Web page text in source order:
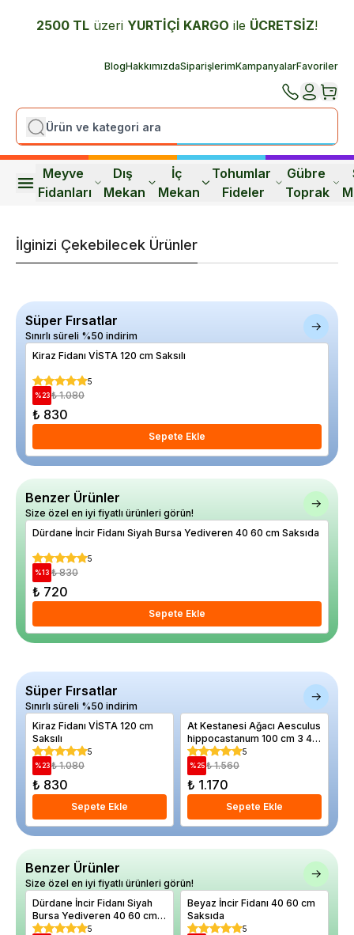
2500 TL üzeri YURTİÇİ KARGO ile ÜCRETSİZ!
BlogHakkımızdaSiparişlerimKampanyalarFavoriler
Meyve
Fidanları
Dış
Mekan
İç
Mekan
Tohumlar
Fideler
Gübre
Toprak
İlginizi Çekebilecek Ürünler
Süper Fırsatlar
Sınırlı süreli %50 indirim
Kiraz Fidanı VİSTA 120 cm Saksılı
5
%23 ₺ 1.080
₺ 830
Sepete Ekle
Benzer Ürünler
Size özel en iyi fiyatlı ürünleri görün!
Dürdane İncir Fidanı Siyah Bursa Yediveren 40 60 cm Saksıda
5
%13 ₺ 830
₺ 720
Sepete Ekle
Süper Fırsatlar
Sınırlı süreli %50 indirim
Kiraz Fidanı VİSTA 120 cm
Saksılı
5
%23 ₺ 1.080
₺ 830
Sepete Ekle
At Kestanesi Ağacı Aesculus
hippocastanum 100 cm 3 4
yaş
5
%25 ₺ 1.560
₺ 1.170
Sepete Ekle
Benzer Ürünler
Size özel en iyi fiyatlı ürünleri görün!
Dürdane İncir Fidanı Siyah
Bursa Yediveren 40 60 cm
Saksıda
5
Beyaz İncir Fidanı 40 60 cm
Saksıda
5